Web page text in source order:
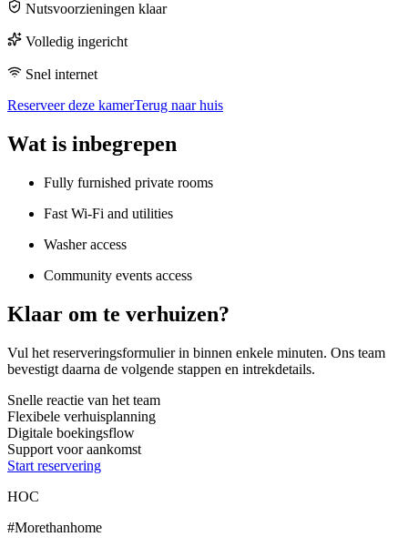
Nutsvoorzieningen klaar
Volledig ingericht
Snel internet
Reserveer deze kamerTerug naar huis
Wat is inbegrepen
Fully furnished private rooms
Fast Wi-Fi and utilities
Washer access
Community events access
Klaar om te verhuizen?
Vul het reserveringsformulier in binnen enkele minuten. Ons team
bevestigt daarna de volgende stappen en intrekdetails.
Snelle reactie van het team
Flexibele verhuisplanning
Digitale boekingsflow
Support voor aankomst
Start reservering
HOC
#Morethanhome